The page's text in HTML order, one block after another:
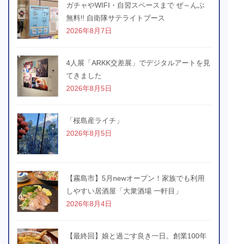
ガチャやWIFI・自習スペースまで ぜ～んぶ
無料!! 自衛隊サテライトブース
2026年8月7日
4人展「ARKK交差展」でデジタルアートを見
てきました
2026年8月5日
「桜島産ライチ」
2026年8月5日
【霧島市】5月newオープン！家族でも利用
しやすい居酒屋「大衆酒場 一軒目」
2026年8月4日
【最終回】娘と過ごす良き一日。創業100年